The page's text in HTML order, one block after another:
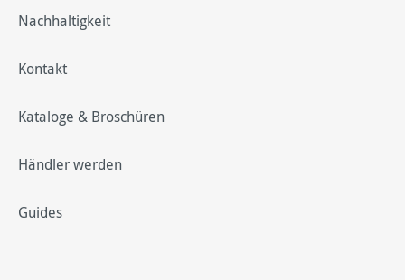
Nachhaltigkeit
Kontakt
Kataloge & Broschüren
Händler werden
Guides